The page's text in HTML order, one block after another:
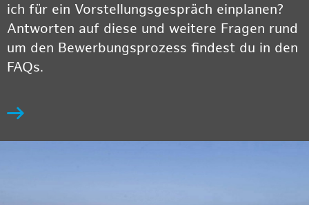
ich für ein Vorstellungsgespräch einplanen?
Antworten auf diese und weitere Fragen rund
um den Bewerbungsprozess findest du in den
FAQs.